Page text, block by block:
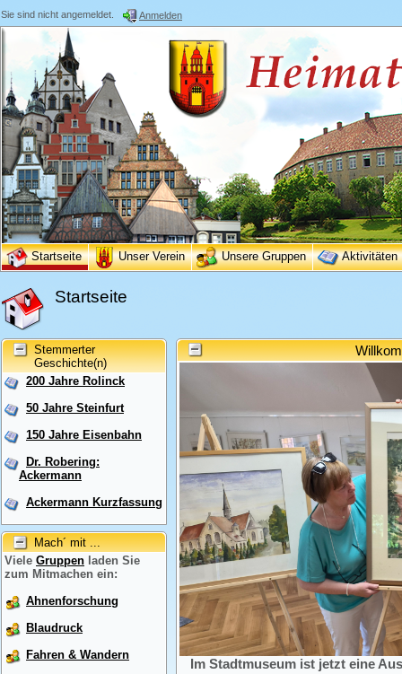
Sie sind nicht angemeldet. Anmelden
Startseite Unser Verein Unsere Gruppen Aktivitäten
Startseite
Stemmerter
Geschichte(n)
200 Jahre Rolinck
50 Jahre Steinfurt
150 Jahre Eisenbahn
Dr. Robering:
Ackermann
Ackermann Kurzfassung
Mach´ mit ...
Viele Gruppen laden Sie
zum Mitmachen ein:
Ahnenforschung
Blaudruck
Fahren & Wandern
Im Stadtmuseum ist jetzt eine